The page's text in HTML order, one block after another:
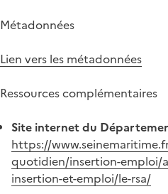
Métadonnées
Lien vers les métadonnées
Ressources complémentaires
Site internet du
https://
quotidien/insertion-emploi/
insertion-et-emploi/le-rsa/